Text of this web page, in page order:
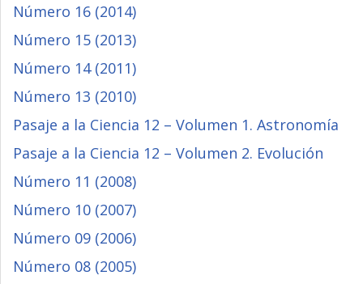
Número 16 (2014)
Número 15 (2013)
Número 14 (2011)
Número 13 (2010)
Pasaje a la Ciencia 12 – Volumen 1. Astronomía
Pasaje a la Ciencia 12 – Volumen 2. Evolución
Número 11 (2008)
Número 10 (2007)
Número 09 (2006)
Número 08 (2005)